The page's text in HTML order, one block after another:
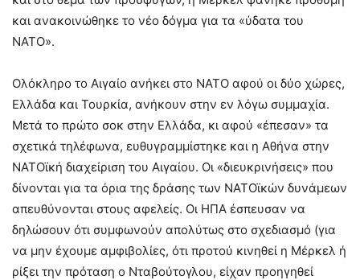
και ανακοινώθηκε το νέο δόγμα για τα «ύδατα του
ΝΑΤΟ».
Ολόκληρο το Αιγαίο ανήκει στο ΝΑΤΟ αφού οι δύο χώρες,
Ελλάδα και Τουρκία, ανήκουν στην εν λόγω συμμαχία.
Μετά το πρώτο σοκ στην Ελλάδα, κι αφού «έπεσαν» τα
σχετικά τηλέφωνα, ευθυγραμμίστηκε και η Αθήνα στην
ΝΑΤΟϊκή διαχείριση του Αιγαίου. Οι «διευκρινήσεις» που
δίνονται για τα όρια της δράσης των ΝΑΤΟϊκών δυνάμεων
απευθύνονται στους αφελείς. Οι ΗΠΑ έσπευσαν να
δηλώσουν ότι συμφωνούν απολύτως στο σχεδιασμό (για
να μην έχουμε αμφιβολίες, ότι προτού κινηθεί η Μέρκελ ή
ρίξει την πρόταση ο Νταβούτογλου, είχαν προηγηθεί